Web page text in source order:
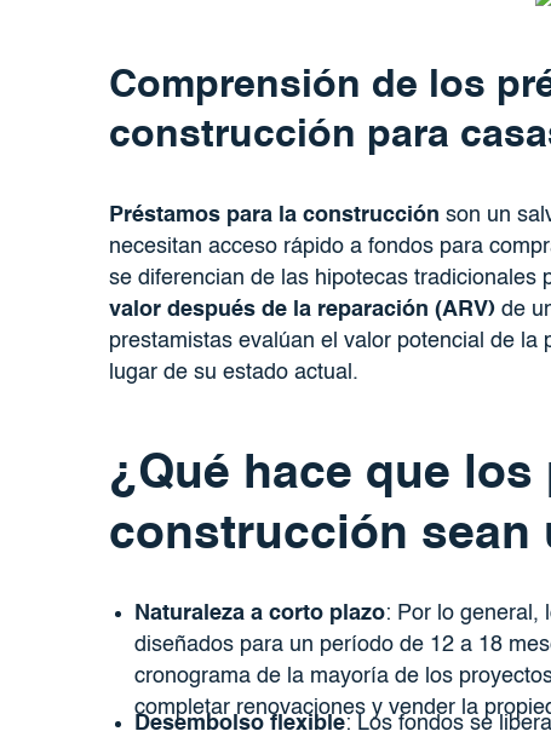
Comprensión de los
construcción para
Préstamos para la construcción son un
necesitan acceso rápido a fondos para
se diferencian de las hipotecas tradicionales
valor después de la reparación (ARV)de
prestamistas evalúan el valor potencial de
lugar de su estado actual.
¿Qué hace que
construcción sean
Naturaleza a corto plazo: Por lo general,
diseñados para un período de 12 a 18
cronograma de la mayoría de los
completar renovaciones y vender la
Desembolso flexible: Los fondos se